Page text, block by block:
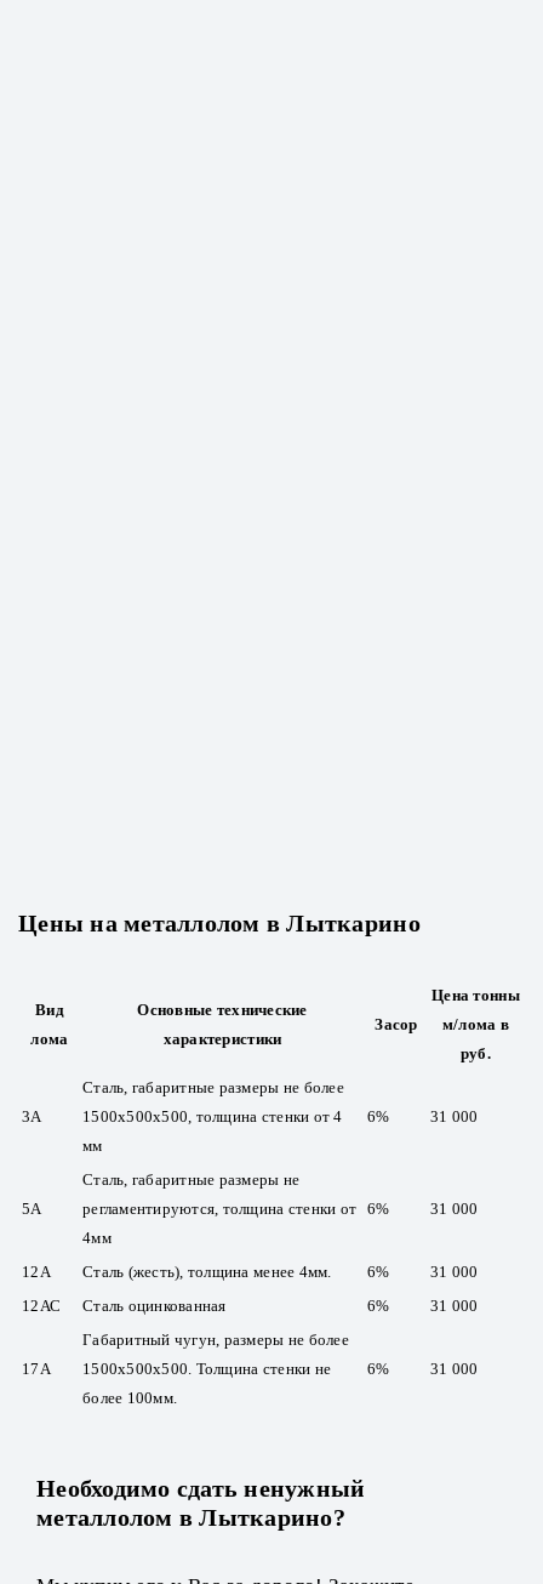
Цены на металлолом в Лыткарино
Вид
лома
Основные технические
характеристики
Засор
Цена тонны
м/лома в
руб.
3А
Сталь, габаритные размеры не более
1500х500х500, толщина стенки от 4
мм
6% 31 000
5А
Сталь, габаритные размеры не
регламентируются, толщина стенки от
4мм
6% 31 000
12А Сталь (жесть), толщина менее 4мм. 6%
31 000
12АС
Сталь оцинкованная 6% 31 000
17А
Габаритный чугун, размеры не более
1500х500х500. Толщина стенки не
более 100мм.
6% 31 000
Необходимо сдать ненужный
металлолом в Лыткарино?